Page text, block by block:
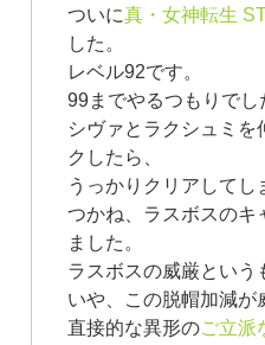
ついに真・女神転生
した。
レベル92です。
99までやるつもりでし
シヴァとラクシュミ
クしたら、
うっかりクリアしてし
つかね、ラスボスのキ
ました。
ラスボスの威厳とい
いや、この脱帽加減が
直接的な異形のご立派